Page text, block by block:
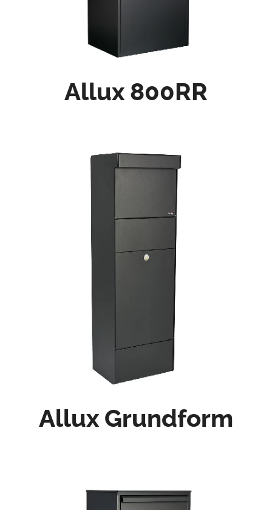
Allux 800RR
Allux Grundform